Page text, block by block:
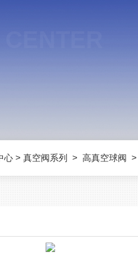
心 > 真空阀系列 > 高真空球阀